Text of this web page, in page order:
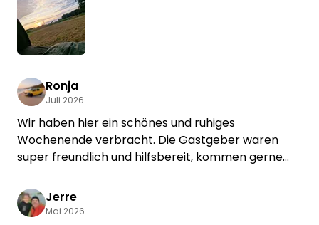
Sonnenuntergang lädt zum verweilen ein.
Zudem super sympathische und hilfsbereite
Gastgeber,bis zum nächsten mal 😁
Ronja
Juli 2026
Wir haben hier ein schönes und ruhiges
Wochenende verbracht. Die Gastgeber waren
super freundlich und hilfsbereit, kommen gerne
Jerre
Mai 2026